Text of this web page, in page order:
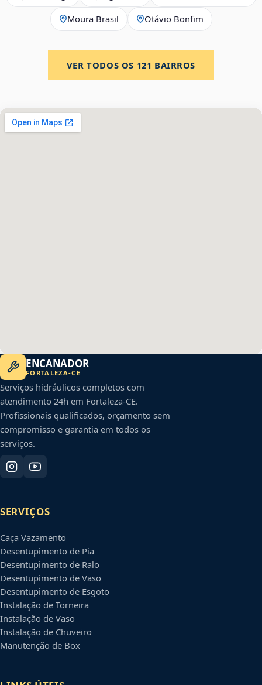
Moura Brasil Otávio Bonfim
VER TODOS OS 121 BAIRROS
ENCANADOR
FORTALEZA-CE
Serviços hidráulicos completos com
atendimento 24h em Fortaleza-CE.
Profissionais qualificados, orçamento sem
compromisso e garantia em todos os
serviços.
SERVIÇOS
Caça Vazamento
Desentupimento de Pia
Desentupimento de Ralo
Desentupimento de Vaso
Desentupimento de Esgoto
Instalação de Torneira
Instalação de Vaso
Instalação de Chuveiro
Manutenção de Box